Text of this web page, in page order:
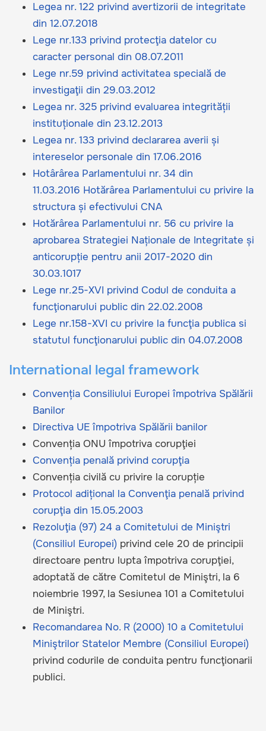
Legea nr. 122 privind avertizorii de integritate
din 12.07.2018
Lege nr.133 privind protecţia datelor cu
caracter personal din 08.07.2011
Lege nr.59 privind activitatea specială de
investigaţii din 29.03.2012
Legea nr. 325 privind evaluarea integrității
instituționale din 23.12.2013
Legea nr. 133 privind declararea averii și
intereselor personale din 17.06.2016
Hotârârea Parlamentului nr. 34 din
11.03.2016 Hotărârea Parlamentului cu privire la
structura și efectivului CNA
Hotărârea Parlamentului nr. 56 cu privire la
aprobarea Strategiei Naționale de Integritate și
anticorupție pentru anii 2017-2020 din
30.03.1017
Lege nr.25-XVI privind Codul de conduita a
funcţionarului public din 22.02.2008
Lege nr.158-XVI cu privire la funcţia publica si
statutul funcţionarului public din 04.07.2008
International legal framework
Convenția Consiliului Europei împotriva Spălării
Banilor
Directiva UE împotriva Spălării banilor
Convenția ONU împotriva corupţiei
Convenția penală privind corupţia
Convenția civilă cu privire la corupție
Protocol adițional la Convenţia penală privind
corupţia din 15.05.2003
Rezoluţia (97) 24 a Comitetului de Miniştri
(Consiliul Europei) privind cele 20 de principii
directoare pentru lupta împotriva corupţiei,
adoptată de către Comitetul de Miniştri, la 6
noiembrie 1997, la Sesiunea 101 a Comitetului
de Miniştri.
Recomandarea No. R (2000) 10 a Comitetului
Miniştrilor Statelor Membre (Consiliul Europei)
privind codurile de conduita pentru funcţionarii
publici.